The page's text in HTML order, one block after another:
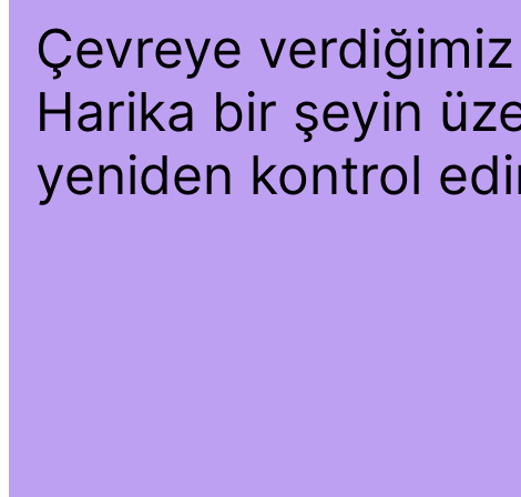
Çevreye verdiğimiz
Harika bir şeyin
yeniden kontrol